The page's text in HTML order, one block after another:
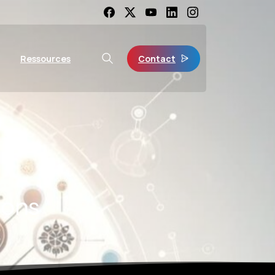
Ressources Contact